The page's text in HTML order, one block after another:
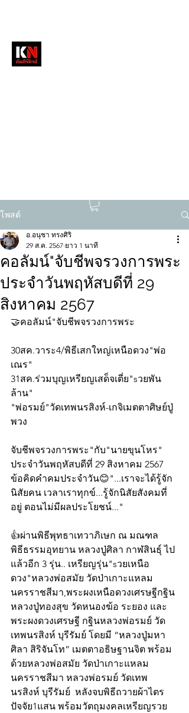
โพสต์
คอลัมน์"จับชีพจรวงการพระ
ประจำวันพฤหัสบดีที่ 29
สิงหาคม 2567
อ.อนุชา ทรงศิริ
29 ส.ค. 2567 ยาว 1 นาที
🤝คอลัมน์"จับชีพจรวงการพระ
30สค.วาระ4/พิธีเสกใหญ่เหนือดวง"พ่อ
เณร"
31สค.ร่วมบุญเหรียญเสด็จเตี่ย"sวยพัน
ล้าน"
"พ่อรมย์"วัดเทพนรสิงห์-เกจิเมตตาศิษย์ปู่
พวง
จับชีพจรวงการพระ"กับ"นายขุนโหร"
ประจำวันพฤหัสบดีที่ 29 สิงหาคม 2567
ข้อคิดคำคมประจำวัน😊"...เราจะได้รู้จัก
นิสัยคน เวลาเราทุกข์...รู้จักนิสัยสังคมที่
อยู่ ตอนไม่มีผลประโยชน์..."
👍ผ่านพิธีพุทธาเทวาภิเษก ณ มณฑล
พิธีธรรมอุทยาน หลวงปู่ศิลา กาฬสินธุ์ ไป
แล้วอีก 3 รุ่น.. เหรียญรุ่น"sวยเหนือ
ดวง"หลวงพ่อสมัย วัดป่าเกาะแหลม
นครราชสีมา,พระผงเหนือดวงเศรษฐีกฐิน
หลวงปู่ทองสุข วัดหนองฆ้อ ระยอง และ
พระผงดวงเศรษฐี กฐินหลวงพ่อรมย์ วัด
เทพนรสิงห์ บุรีรัมย์ โดยมี “หลวงปู่มหา
ศิลา สิริจันโท” เมตตาอธิษฐานจิต พร้อม
ด้วยหลวงพ่อสมัย วัดป่าเกาะแหลม
นครราชสีมา หลวงพ่อรมย์ วัดเทพ
นรสิงห์ บุรีรัมย์  หลังจบพิธีถวายผ้าไตร
ปัจจัย1แสน พร้อมวัตถุมงคลเหรียญรวย